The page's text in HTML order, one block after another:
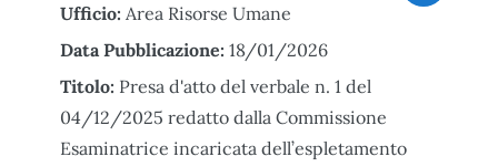
Ufficio: Area Risorse Umane
Data Pubblicazione: 18/01/2026
Titolo: Presa d'atto del verbale n. 1 del
04/12/2025 redatto dalla Commissione
Esaminatrice incaricata dell’espletamento